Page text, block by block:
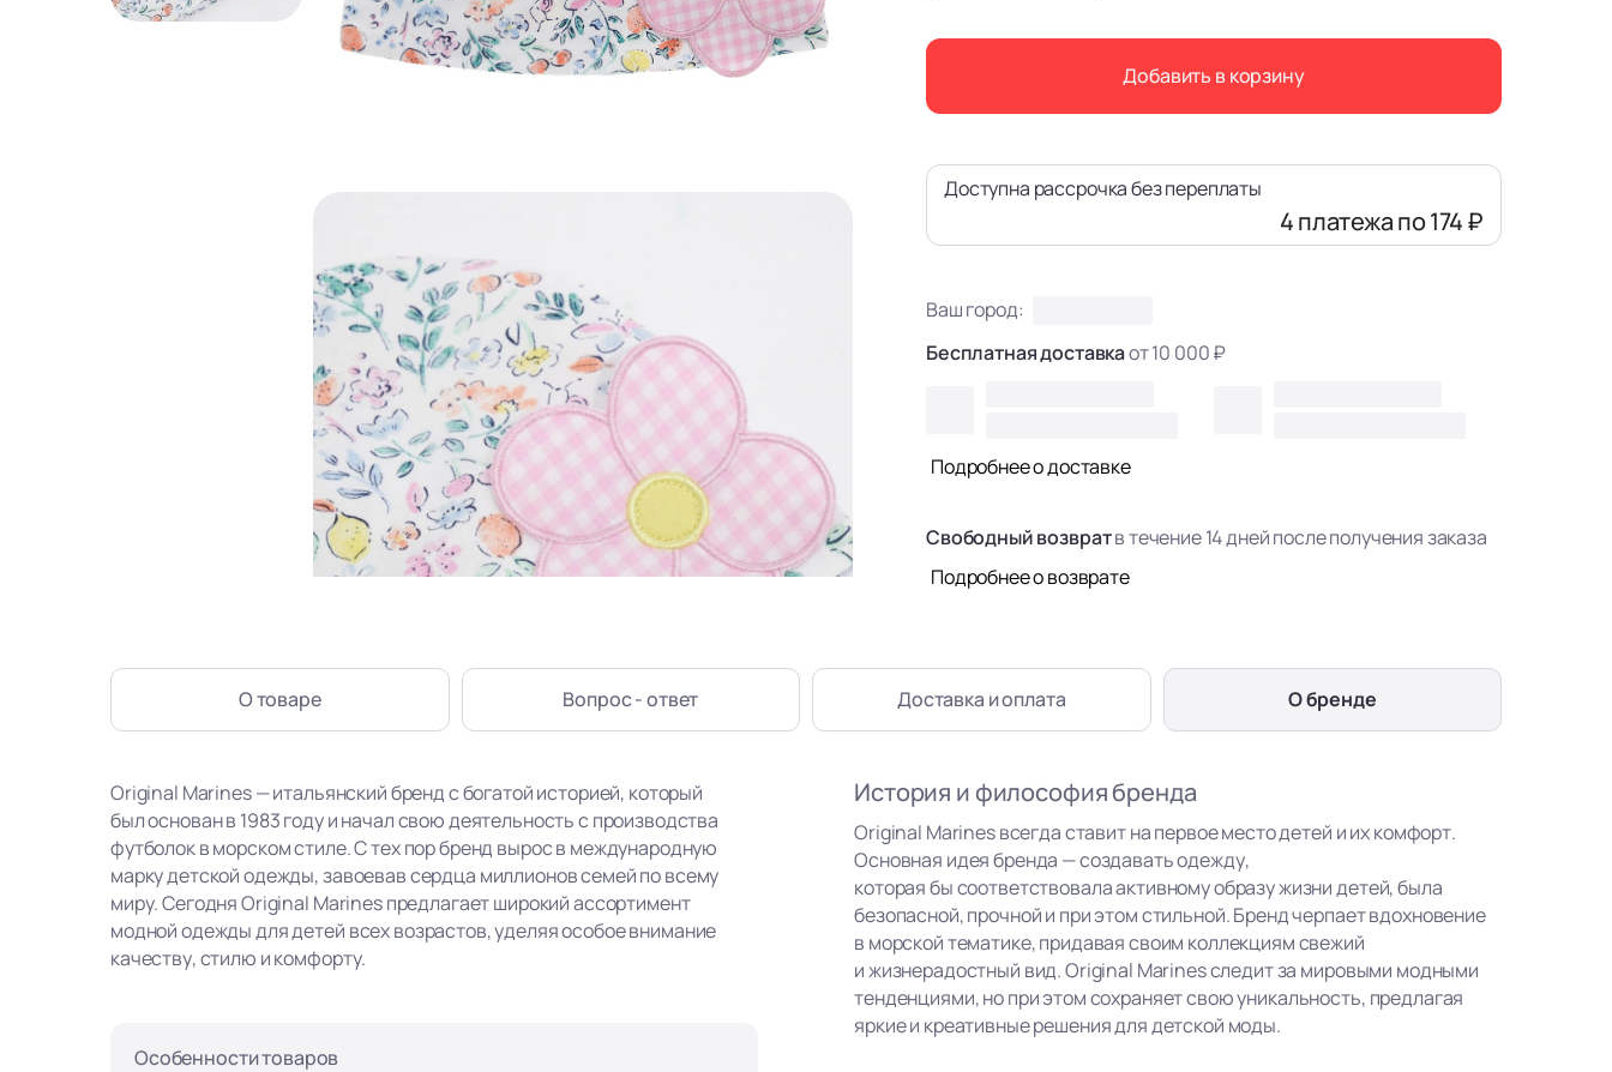
Добавить в корзину
Доступна рассрочка без переплаты
4 платежапо 174 ₽
Ваш город:
Бесплатная доставкаот 10 000 ₽
Подробнее о доставке
Свободный возвратв течение 14 дней после получения заказа
Подробнее о возврате
О товаре Вопрос - ответ Доставка и оплата О бренде
Original Marines — итальянский бренд с богатой историей, который
был основан в 1983 году и начал свою деятельность с производства
футболок в морском стиле. С тех пор бренд вырос в международную
марку детской одежды, завоевав сердца миллионов семей по всему
миру. Сегодня Original Marines предлагает широкий ассортимент
модной одежды для детей всех возрастов, уделяя особое внимание
качеству, стилю и комфорту.
Особенности товаров
История и философия бренда
Original Marines всегда ставит на первое место детей и их комфорт.
Основная идея бренда — создавать одежду,
которая бы соответствовала активному образу жизни детей, была
безопасной, прочной и при этом стильной. Бренд черпает вдохновение
в морской тематике, придавая своим коллекциям свежий
и жизнерадостный вид. Original Marines следит за мировыми модными
тенденциями, но при этом сохраняет свою уникальность, предлагая
яркие и креативные решения для детской моды.